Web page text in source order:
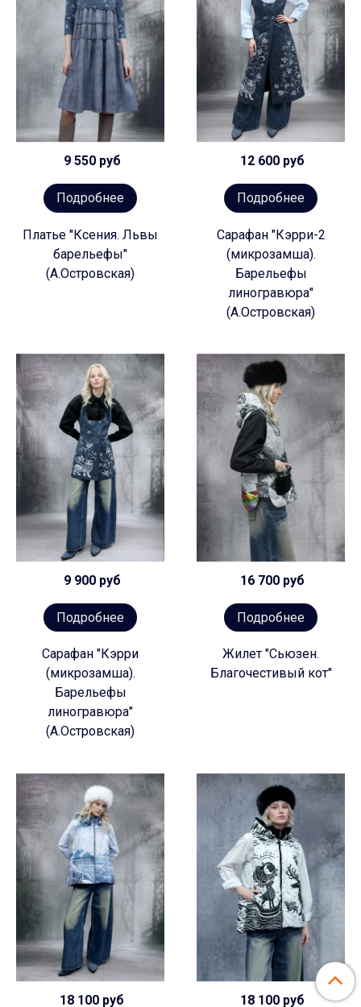
9 550 руб
Подробнее
Платье "Ксения. Львы
барельефы"
(А.Островская)
12 600 руб
Подробнее
Сарафан "Кэрри-2
(микрозамша).
Барельефы
линогравюра"
(А.Островская)
9 900 руб
Подробнее
Сарафан "Кэрри
(микрозамша).
Барельефы
линогравюра"
(А.Островская)
16 700 руб
Подробнее
Жилет "Сьюзен.
Благочестивый кот"
18 100 руб 18 100 руб